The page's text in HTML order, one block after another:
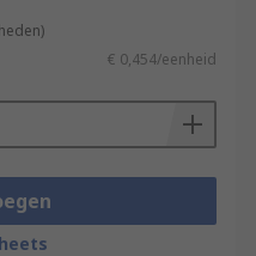
€ 0,454/eenheid